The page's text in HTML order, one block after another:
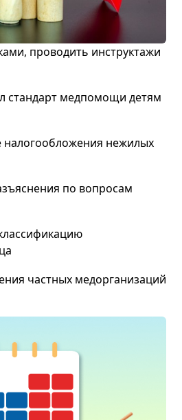
проводить инструктажи
стандарт медпомощи детям
нежилых
по вопросам
частных медорганизаций